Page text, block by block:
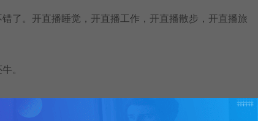
了。开直播睡觉，开直播工作，开直播散步，开直播旅
。